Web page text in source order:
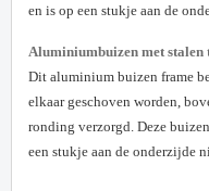
en is op een stukje aan de
Aluminiumbuizen met stalen
Dit aluminium buizen frame
elkaar geschoven worden,
ronding verzorgd. Deze
een stukje aan de onderzijde